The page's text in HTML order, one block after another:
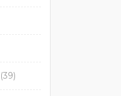
(39)